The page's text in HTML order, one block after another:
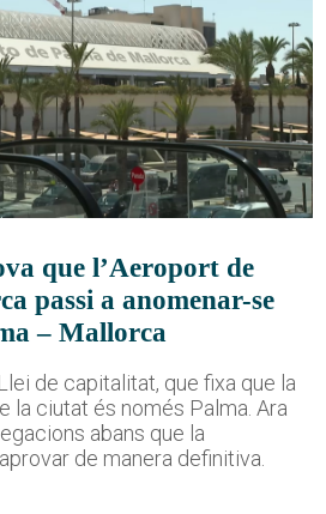
que l’Aeroport de
passi a anomenar-se
– Mallorca
de capitalitat, que fixa que la
la ciutat és només Palma. Ara
abans que la
de manera definitiva.